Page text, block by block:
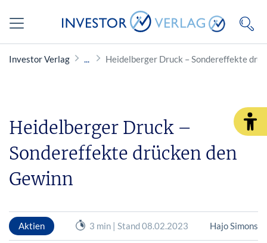
Investor Verlag Heidelberger Druck – Sondereffekte
Heidelberger Druck –
Sondereffekte drücken den
Gewinn
Aktien 3 min | Stand 08.02.2023 Hajo Simons